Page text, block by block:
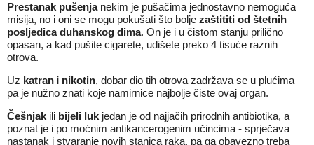
Prestanak pušenja nekim je pušačima jednostavno nemoguća
misija, no i oni se mogu pokušati što bolje zaštititi od štetnih
posljedica duhanskog dima. On je i u čistom stanju prilično
opasan, a kad pušite cigarete, udišete preko 4 tisuće raznih
otrova.
Uz katran i nikotin, dobar dio tih otrova zadržava se u plućima
pa je nužno znati koje namirnice najbolje čiste ovaj organ.
Češnjak ili bijeli luk jedan je od najjačih prirodnih antibiotika, a
poznat je i po moćnim antikancerogenim učincima - sprječava
nastanak i stvaranje novih stanica raka, pa ga obavezno treba